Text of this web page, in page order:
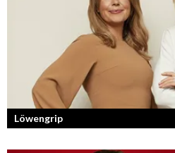
Löwengrip